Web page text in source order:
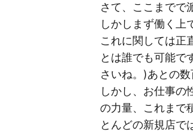
さて、ここまでで
しかしまず働く上
これに関しては正
とは誰でも可能で
さいね。)あとの数
しかし、お仕事の
の力量、これまで
とんどの新規店で